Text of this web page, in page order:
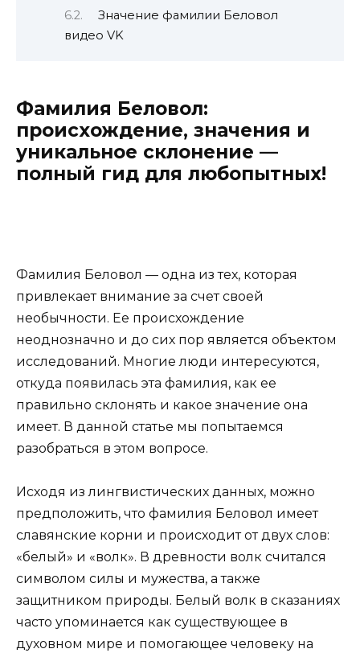
Значение фамилии Беловол
видео VK
Фамилия Беловол:
происхождение, значения и
уникальное склонение —
полный гид для любопытных!
Фамилия Беловол — одна из тех, которая
привлекает внимание за счет своей
необычности. Ее происхождение
неоднозначно и до сих пор является объектом
исследований. Многие люди интересуются,
откуда появилась эта фамилия, как ее
правильно склонять и какое значение она
имеет. В данной статье мы попытаемся
разобраться в этом вопросе.
Исходя из лингвистических данных, можно
предположить, что фамилия Беловол имеет
славянские корни и происходит от двух слов:
«белый» и «волк». В древности волк считался
символом силы и мужества, а также
защитником природы. Белый волк в сказаниях
часто упоминается как существующее в
духовном мире и помогающее человеку на